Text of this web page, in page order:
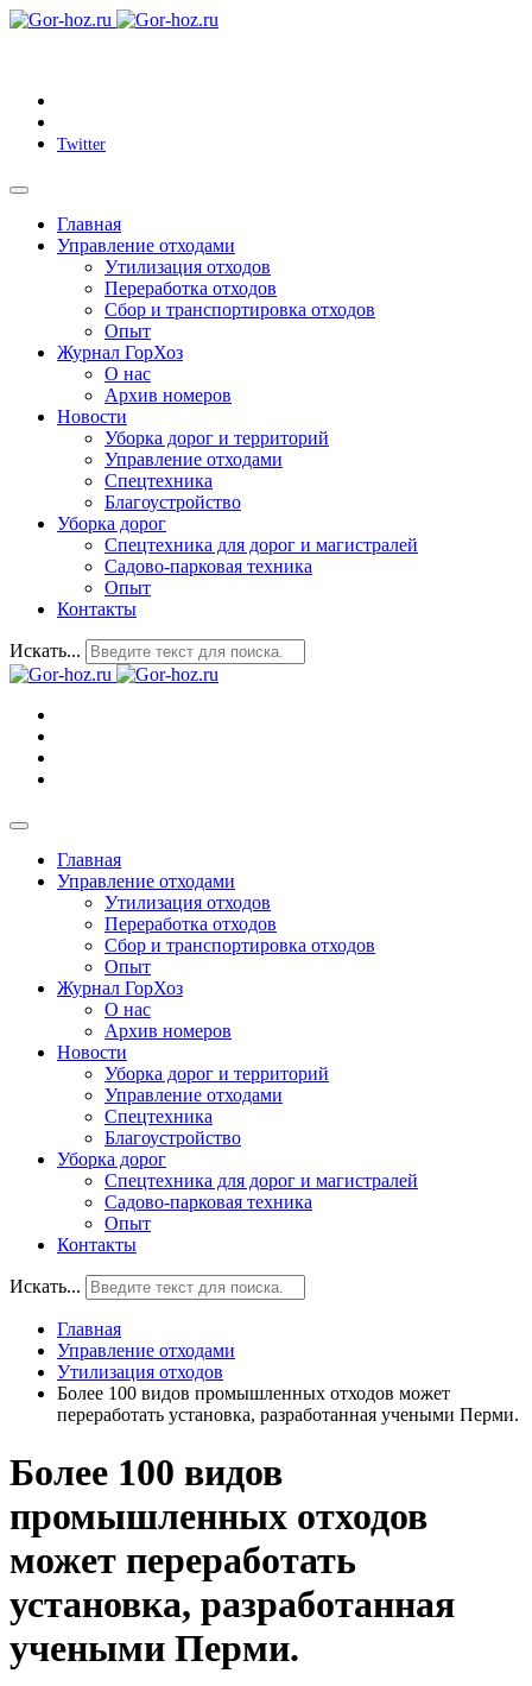
Twitter
Главная
Управление отходами
Утилизация отходов
Переработка отходов
Сбор и транспортировка отходов
Опыт
Журнал ГорХоз
О нас
Архив номеров
Новости
Уборка дорог и территорий
Управление отходами
Спецтехника
Благоустройство
Уборка дорог
Спецтехника для дорог и магистралей
Садово-парковая техника
Опыт
Контакты
Искать...
Главная
Управление отходами
Утилизация отходов
Переработка отходов
Сбор и транспортировка отходов
Опыт
Журнал ГорХоз
О нас
Архив номеров
Новости
Уборка дорог и территорий
Управление отходами
Спецтехника
Благоустройство
Уборка дорог
Спецтехника для дорог и магистралей
Садово-парковая техника
Опыт
Контакты
Искать...
Главная
Управление отходами
Утилизация отходов
Более 100 видов промышленных отходов может
переработать установка, разработанная учеными Перми.
Более 100 видов
промышленных отходов
может переработать
установка, разработанная
учеными Перми.